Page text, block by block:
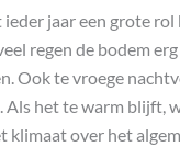
ieder jaar een grote
regen de bodem
Ook te vroege
Als het te warm blijft,
klimaat over het